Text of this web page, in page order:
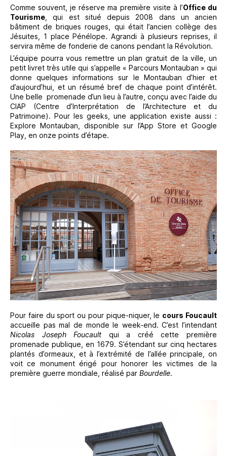
Comme souvent, je réserve ma première visite à l’Office du
Tourisme , qui est situé depuis 2008 dans un ancien
bâtiment de briques rouges, qui était l’ancien collège des
Jésuites, 1 place Pénélope. Agrandi à plusieurs reprises, il
servira même de fonderie de canons pendant la Révolution.
L’équipe pourra vous remettre un plan gratuit de la ville, un
petit livret très utile qui s’appelle « Parcours Montauban » qui
donne quelques informations sur le Montauban d’hier et
d’aujourd’hui, et un résumé bref de chaque point d’intérêt.
Une belle promenade d’un lieu à l’autre, conçu avec l’aide du
CIAP (Centre d’Interprétation de l’Architecture et du
Patrimoine). Pour les geeks, une application existe aussi :
Explore Montauban, disponible sur l’App Store et Google
Play, en onze points d’étape.
Pour faire du sport ou pour pique-niquer, le cours Foucault
accueille pas mal de monde le week-end. C’est l’intendant
Nicolas Joseph Foucault qui a créé cette première
promenade publique, en 1679. S’étendant sur cinq hectares
plantés d’ormeaux, et à l’extrémité de l’allée principale, on
voit ce monument érigé pour honorer les victimes de la
première guerre mondiale, réalisé par Bourdelle.